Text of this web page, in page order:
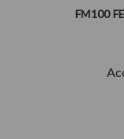
FM100